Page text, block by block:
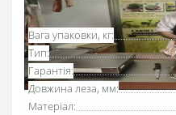
Основні характеристики
Вага упаковки, кг:
Тип:
Гарантія:
Довжина леза, мм:
Матеріал: